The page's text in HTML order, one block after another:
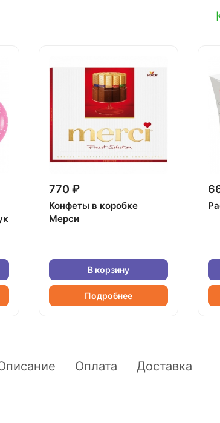
770 ₽
Конфеты в коробке
Мерси
В корзину
Подробнее
Оплата Доставка